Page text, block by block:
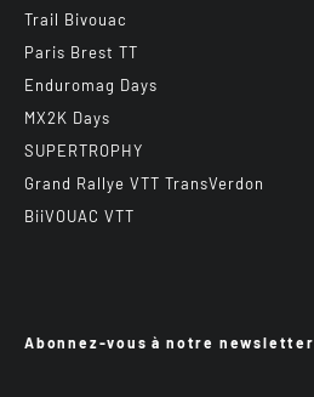
Trail Bivouac
Paris Brest TT
Enduromag Days
MX2K Days
SUPERTROPHY
Grand Rallye VTT TransVerdon
BiiVOUAC VTT
Abonnez-vous à notre newsletter